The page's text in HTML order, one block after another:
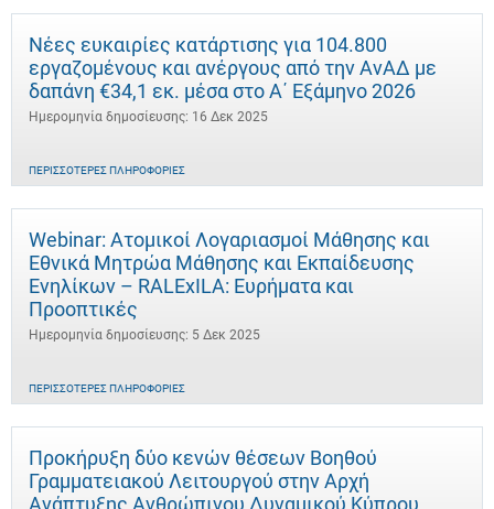
Νέες ευκαιρίες κατάρτισης για 104.800
εργαζομένους και ανέργους από την ΑνΑΔ με
δαπάνη €34,1 εκ. μέσα στο Α΄ Εξάμηνο 2026
Ημερομηνία δημοσίευσης: 16 Δεκ 2025
ΠΕΡΙΣΣΌΤΕΡΕΣ ΠΛΗΡΟΦΟΡΊΕΣ
Webinar: Ατομικοί Λογαριασμοί Μάθησης και
Εθνικά Μητρώα Μάθησης και Εκπαίδευσης
Ενηλίκων – RALExILA: Ευρήματα και
Προοπτικές
Ημερομηνία δημοσίευσης: 5 Δεκ 2025
ΠΕΡΙΣΣΌΤΕΡΕΣ ΠΛΗΡΟΦΟΡΊΕΣ
Προκήρυξη δύο κενών θέσεων Βοηθού
Γραμματειακού Λειτουργού στην Αρχή
Ανάπτυξης Ανθρώπινου Δυναμικού Κύπρου